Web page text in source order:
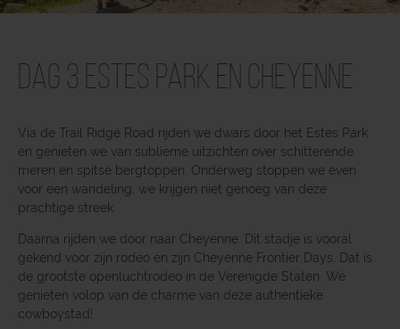
Dag 3 Estes Park en Cheyenne
Via de Trail Ridge Road rijden we dwars door het Estes Park
en genieten we van sublieme uitzichten over schitterende
meren en spitse bergtoppen. Onderweg stoppen we even
voor een wandeling: we krijgen niet genoeg van deze
prachtige streek.
Daarna rijden we door naar Cheyenne. Dit stadje is vooral
gekend voor zijn rodeo en zijn Cheyenne Frontier Days. Dat is
de grootste openluchtrodeo in de Verenigde Staten. We
genieten volop van de charme van deze authentieke
cowboystad!